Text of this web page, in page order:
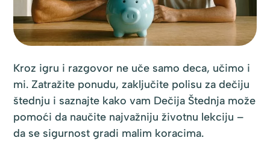
Kroz igru i razgovor ne uče samo deca, učimo i
mi. Zatražite ponudu, zaključite polisu za dečiju
štednju i saznajte kako vam Dečija Štednja može
pomoći da naučite najvažniju životnu lekciju –
da se sigurnost gradi malim koracima.